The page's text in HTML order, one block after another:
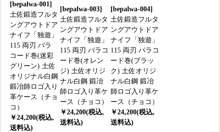
[bepalwa-001]
土佐鍛造フルタ
ングアウトドア
ナイフ「独遊」
115 両刃 パラ
コード巻(迷彩
グリーン) 土佐
オリジナル白鋼
鍛冶師ロゴ入り
革ケース（チョ
コ）
￥24,200(税込,
送料込)
[bepalwa-003]
土佐鍛造フルタ
ングアウトドア
ナイフ「独遊」
115 両刃 パラコ
ード巻(オレン
ジ) 土佐オリジ
ナル白鋼 鍛冶
師ロゴ入り革ケ
ース（チョコ）
￥24,200(税込,
送料込)
[bepalwa-004]
土佐鍛造フルタ
ングアウトドア
ナイフ「独遊」
115 両刃 パラコ
ード巻(ブラッ
ク) 土佐オリジ
ナル白鋼 鍛冶
師ロゴ入り革ケ
ース（チョコ）
￥24,200(税込,
送料込)